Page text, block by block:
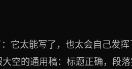
它太能写了，也太会自己发
空的通用稿：标题正确，段